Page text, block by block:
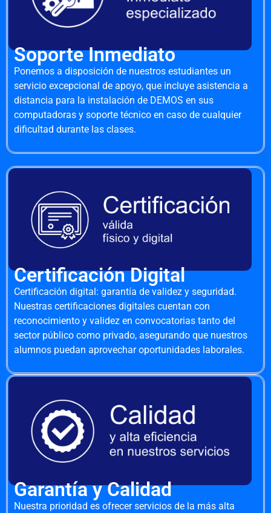
Soporte Inmediato
Ponemos a disposición de nuestros estudiantes un
servicio excepcional de apoyo, que incluye asistencia a
distancia para la instalación de DEMOS en sus
computadoras y soporte técnico en caso de cualquier
dificultad durante las clases.
Certificación Digital
Certificación digital: garantía de validez y seguridad.
Nuestras certificaciones digitales cuentan con
reconocimiento y validez en convocatorias tanto del
sector público como privado, asegurando que nuestros
alumnos puedan aprovechar oportunidades laborales.
Garantía y Calidad
Nuestra prioridad es ofrecer servicios de la más alta